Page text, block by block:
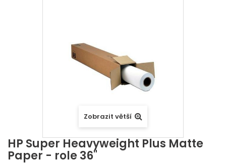
Zobrazit větší
HP Super Heavyweight Plus Matte
Paper - role 36"